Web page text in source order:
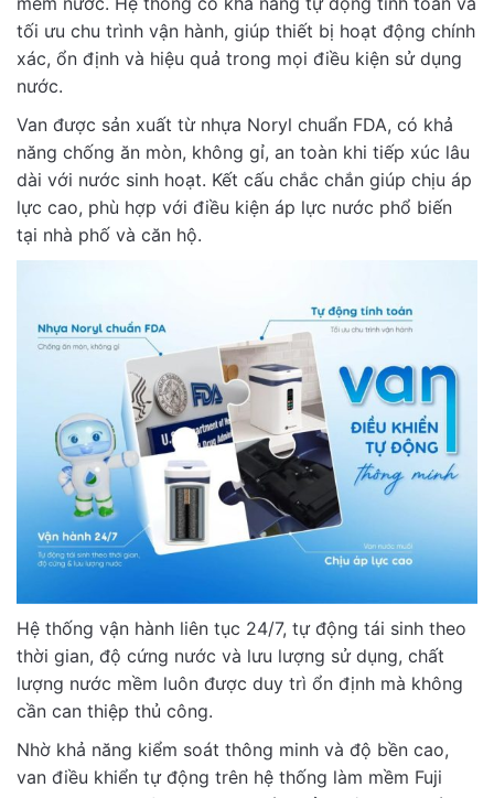
tối ưu chu trình vận hành, giúp thiết bị hoạt động chính
xác, ổn định và hiệu quả trong mọi điều kiện sử dụng
nước.
Van được sản xuất từ nhựa Noryl chuẩn FDA, có khả
năng chống ăn mòn, không gỉ, an toàn khi tiếp xúc lâu
dài với nước sinh hoạt. Kết cấu chắc chắn giúp chịu áp
lực cao, phù hợp với điều kiện áp lực nước phổ biến
tại nhà phố và căn hộ.
Hệ thống vận hành liên tục 24/7, tự động tái sinh theo
thời gian, độ cứng nước và lưu lượng sử dụng, chất
lượng nước mềm luôn được duy trì ổn định mà không
cần can thiệp thủ công.
Nhờ khả năng kiểm soát thông minh và độ bền cao,
van điều khiển tự động trên hệ thống làm mềm Fuji